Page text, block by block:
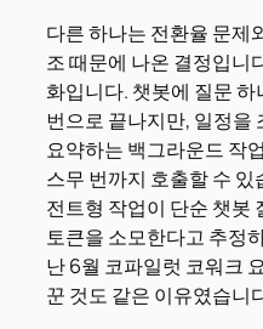
다른 하나는 전환율 문제
조 때문에 나온 결정입니
화입니다. 챗봇에 질문
번으로 끝나지만, 일정을
요약하는 백그라운드 작
스무 번까지 호출할 수
전트형 작업이 단순 챗봇
토큰을 소모한다고 추정
난 6월 코파일럿 코워크
꾼 것도 같은 이유였습니